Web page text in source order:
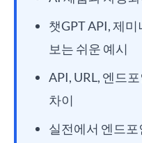
챗GPT API, 제
보는 쉬운 예시
API, URL, 엔드
차이
실전에서 엔드